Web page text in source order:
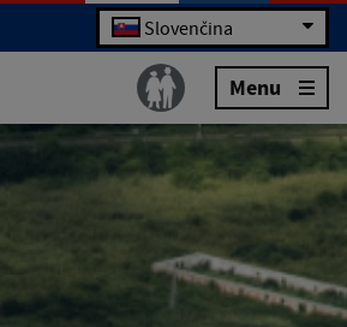
Slovenčina
Menu